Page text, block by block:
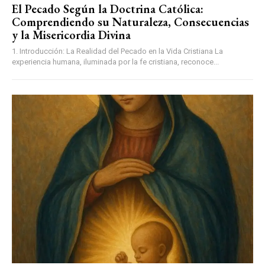
El Pecado Según la Doctrina Católica:
Comprendiendo su Naturaleza, Consecuencias
y la Misericordia Divina
1. Introducción: La Realidad del Pecado en la Vida Cristiana La
experiencia humana, iluminada por la fe cristiana, reconoce...